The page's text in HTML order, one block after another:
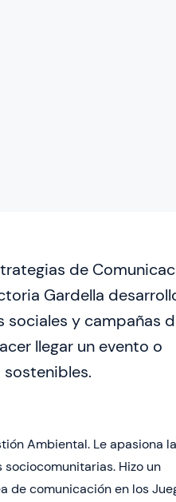
de
Gardella
y campañas
llegar un evento o
Ambiental. Le apasiona la
Hizo un
de comunicación en los